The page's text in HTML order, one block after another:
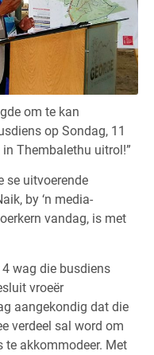
om te kan
op Sondag, 11
Thembalethu uitrol!”
se uitvoerende
by ‘n media-
vandag, is met
wag die busdiens
vroeër
aangekondig dat die
verdeel sal word om
te akkommodeer. Met